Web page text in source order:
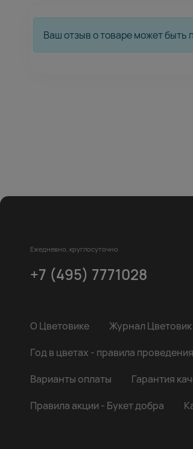
Ваш отзыв о товаре может быть
Ежедневно, круглосуточно
+7 (495) 7771028
О Цветовике Журнал Цветовик
Год в цветах - правила
Варианты оплаты
Гарантия
Правила акции - Букет добра